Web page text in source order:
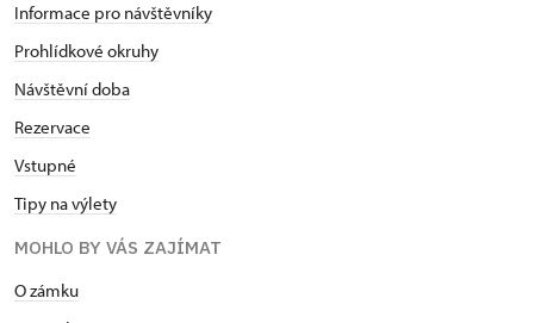
Informace pro návštěvníky
Prohlídkové okruhy
Návštěvní doba
Rezervace
Vstupné
Tipy na výlety
MOHLO BY VÁS ZAJÍMAT
O zámku